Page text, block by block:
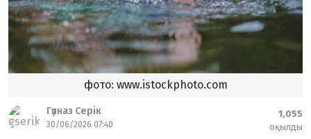
фото: www.istockphoto.com
Гүлназ Серік
30/06/2026 07:40
1,055
оқылды